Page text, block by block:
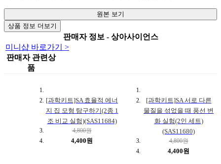
원본 보기
상품 정보 더보기
판매자 정보 - 상아사이언스
미니샵 바로가기 >
판매자 관련상
품
[과학키트]SA 효율적 에너
지 집 모형 탐구하기(2종 1
조 비교 실험)(SAS11684)
4,800원
4,400원
[과학키트]SA 서로 다른
물질을 섞었을 때 풍선 변
화 실험(2인 세트)
(SAS11680)
4,800원
4,400원